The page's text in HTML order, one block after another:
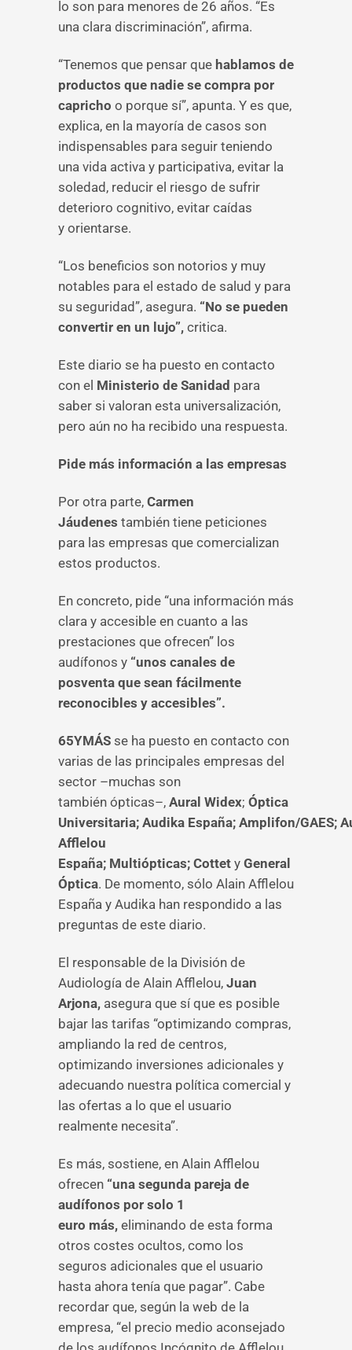
lo son para menores de 26 años. “Es
una clara discriminación”, afirma.
“Tenemos que pensar que hablamos de
productos que nadie se compra por
capricho o porque sí”, apunta. Y es que,
explica, en la mayoría de casos son
indispensables para seguir teniendo
una vida activa y participativa, evitar la
soledad, reducir el riesgo de sufrir
deterioro cognitivo, evitar caídas
y orientarse.
“Los beneficios son notorios y muy
notables para el estado de salud y para
su seguridad”, asegura. “No se pueden
convertir en un lujo”, critica.
Este diario se ha puesto en contacto
con el Ministerio de Sanidad para
saber si valoran esta universalización,
pero aún no ha recibido una respuesta.
Pide más información a las empresas
Por otra parte, Carmen
Jáudenes también tiene peticiones
para las empresas que comercializan
estos productos.
En concreto, pide “una información más
clara y accesible en cuanto a las
prestaciones que ofrecen” los
audífonos y “unos canales de
posventa que sean fácilmente
reconocibles y accesibles”.
65YMÁS se ha puesto en contacto con
varias de las principales empresas del
sector –muchas son
también ópticas–, Aural Widex; Óptica
Universitaria; Audika España; Amplifon/GAES;
Afflelou
España; Multiópticas; Cottet y General
Óptica. De momento, sólo Alain Afflelou
España y Audika han respondido a las
preguntas de este diario.
El responsable de la División de
Audiología de Alain Afflelou, Juan
Arjona, asegura que sí que es posible
bajar las tarifas “optimizando compras,
ampliando la red de centros,
optimizando inversiones adicionales y
adecuando nuestra política comercial y
las ofertas a lo que el usuario
realmente necesita”.
Es más, sostiene, en Alain Afflelou
ofrecen “una segunda pareja de
audífonos por solo 1
euro más, eliminando de esta forma
otros costes ocultos, como los
seguros adicionales que el usuario
hasta ahora tenía que pagar”. Cabe
recordar que, según la web de la
empresa, “el precio medio aconsejado